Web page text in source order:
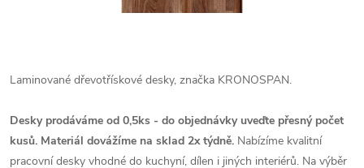
Laminované dřevotřískové desky, značka KRONOSPAN.
Desky prodáváme od 0,5ks - do objednávky uveďte přesný počet
kusů. Materiál dovážíme na sklad 2x týdně. Nabízíme kvalitní
pracovní desky vhodné do kuchyní, dílen i jiných interiérů. Na výběr